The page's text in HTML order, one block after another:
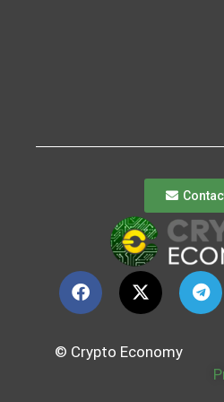
© Crypto Economy